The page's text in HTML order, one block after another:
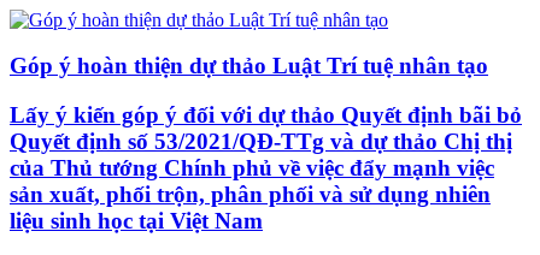
Góp ý hoàn thiện dự thảo Luật Trí tuệ nhân tạo
Lấy ý kiến góp ý đối với dự thảo Quyết định bãi bỏ
Quyết định số 53/2021/QĐ-TTg và dự thảo Chị thị
của Thủ tướng Chính phủ về việc đẩy mạnh việc
sản xuất, phối trộn, phân phối và sử dụng nhiên
liệu sinh học tại Việt Nam